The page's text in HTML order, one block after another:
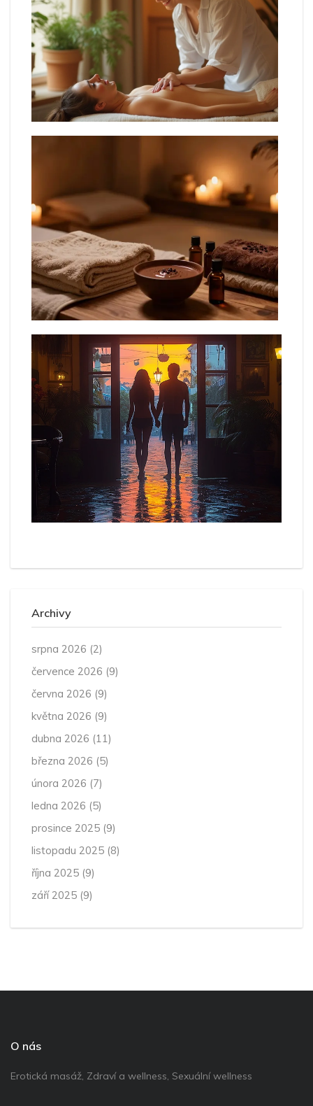
Archivy
srpna 2026 (2)
července 2026 (9)
června 2026 (9)
května 2026 (9)
dubna 2026 (11)
března 2026 (5)
února 2026 (7)
ledna 2026 (5)
prosince 2025 (9)
listopadu 2025 (8)
října 2025 (9)
září 2025 (9)
O nás
Erotická masáž, Zdraví a wellness, Sexuální wellness